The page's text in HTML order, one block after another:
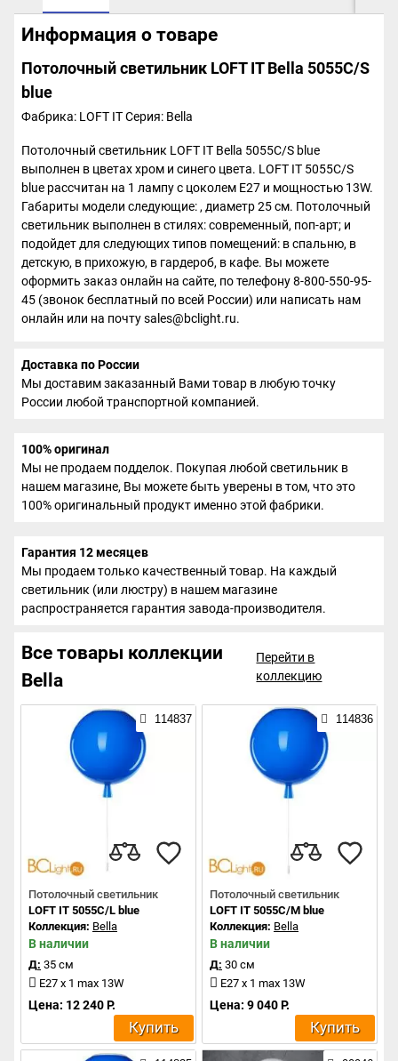
Информация о товаре
Потолочный светильник LOFT IT Bella 5055C/S
blue
Фабрика: LOFT ITСерия: Bella
Потолочный светильник LOFT IT Bella 5055C/S blue
выполнен в цветах хром и синего цвета. LOFT IT 5055C/S
blue рассчитан на 1 лампу с цоколем E27 и мощностью 13W.
Габариты модели следующие: , диаметр 25 см. Потолочный
светильник выполнен в стилях: современный, поп-арт; и
подойдет для следующих типов помещений: в спальню, в
детскую, в прихожую, в гардероб, в кафе. Вы можете
оформить заказ онлайн на сайте, по телефону 8-800-550-95-
45 (звонок бесплатный по всей России) или написать нам
онлайн или на почту sales@bclight.ru.
Доставка по России
Мы доставим заказанный Вами товар в любую точку
России любой транспортной компанией.
100% оригинал
Мы не продаем подделок. Покупая любой светильник в
нашем магазине, Вы можете быть уверены в том, что это
100% оригинальный продукт именно этой фабрики.
Гарантия 12 месяцев
Мы продаем только качественный товар. На каждый
светильник (или люстру) в нашем магазине
распространяется гарантия завода-производителя.
Все товары коллекции
Bella
Перейти в
коллекцию
114837
Потолочный светильник
LOFT IT 5055C/L blue
Коллекция: Bella
В наличии
Д: 35 см
E27 x 1 max 13W
Цена: 12 240 Р.
Купить
114836
Потолочный светильник
LOFT IT 5055C/M blue
Коллекция: Bella
В наличии
Д: 30 см
E27 x 1 max 13W
Цена: 9 040 Р.
Купить